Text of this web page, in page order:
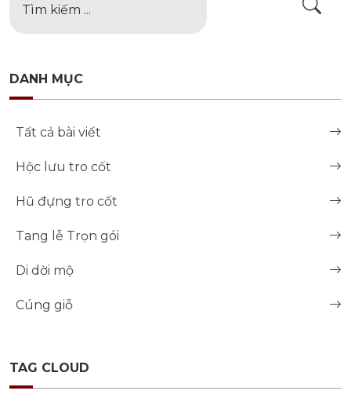
DANH MỤC
Tất cả bài viết
Hộc lưu tro cốt
Hũ đựng tro cốt
Tang lễ Trọn gói
Di dời mộ
Cúng giỗ
TAG CLOUD